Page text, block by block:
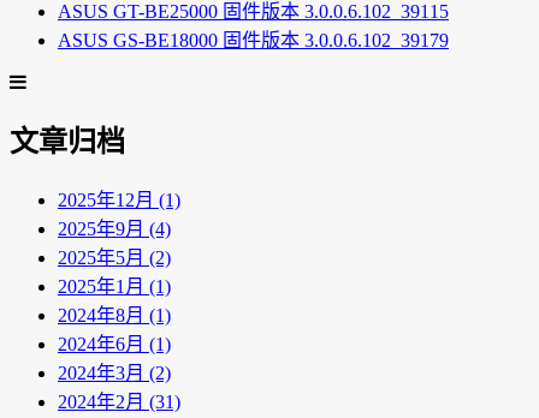
ASUS GT-BE25000 固件版本 3.0.0.6.102_39115
ASUS GS-BE18000 固件版本 3.0.0.6.102_39179
文章归档
2025年12月 (1)
2025年9月 (4)
2025年5月 (2)
2025年1月 (1)
2024年8月 (1)
2024年6月 (1)
2024年3月 (2)
2024年2月 (31)